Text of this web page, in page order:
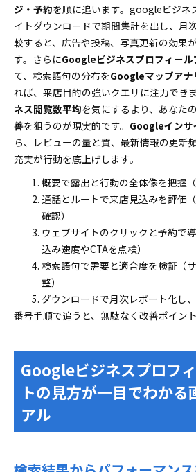
ジ・予約を順に追います。googleビジネ
イトダウンロードで期間集計を出し、月
較すると、広告や投稿、写真更新の効果
す。さらにGoogleビジネスプロフィール
て、検索語句の分布をGoogleマップアナ
れば、来店目的の強いクエリに注力できま
ネス閲覧数平均を気にするより、あなた
善を狙うのが現実的です。 Googleインサ
ら、レビューの量と質、最新情報の更新
充実が行動を底上げします。
概要で露出と行動の全体像を把握
通話とルートで来店見込みを評価
確認）
ウェブサイトのクリックと予約で
込み速度やCTAを点検）
検索語句で需要と適合度を検証（
整）
ダウンロードで月次レポート化し
番号手順で追うと、無駄なく改善ポイン
Googleビジネスプロフ
トの見方が一目でわかる
アル